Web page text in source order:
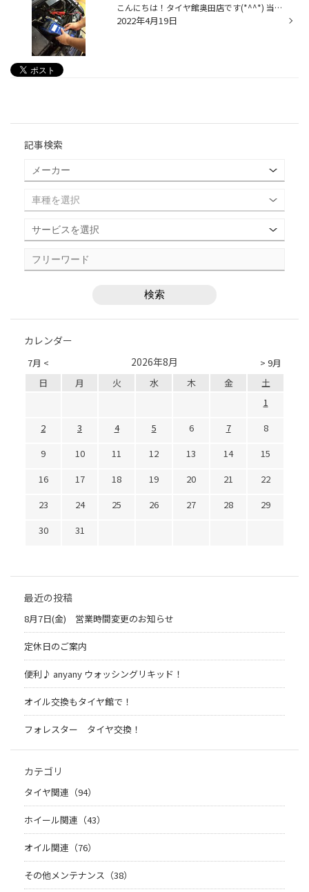
こんにちは！タイヤ館奥田店です(*^^*) 当店ＨＰをご覧いただきありがとうございます！ 突然ですが、お車のバッテリーは元気でしょうか？ いつ交換したか定かではない・・という方！ 最近のバッテリーは高性能で、前触れなくバッテリーが上がる可能性があります。 冷房を多用する時期を迎える前に、...
2022年4月19日
記事検索
カレンダー
7月 < > 9月
2026年8月
日 月 火 水 木 金
土
1
2
3 4 5 6 7
8
9
10 11 12 13 14
15
16
17 18 19 20 21
22
23
24 25 26 27 28
29
30
31
最近の投稿
8月7日(金) 営業時間変更のお知らせ
定休日のご案内
便利♪ anyany ウォッシングリキッド！
オイル交換もタイヤ館で！
フォレスター タイヤ交換！
カテゴリ
タイヤ関連（94）
ホイール関連（43）
オイル関連（76）
その他メンテナンス（38）